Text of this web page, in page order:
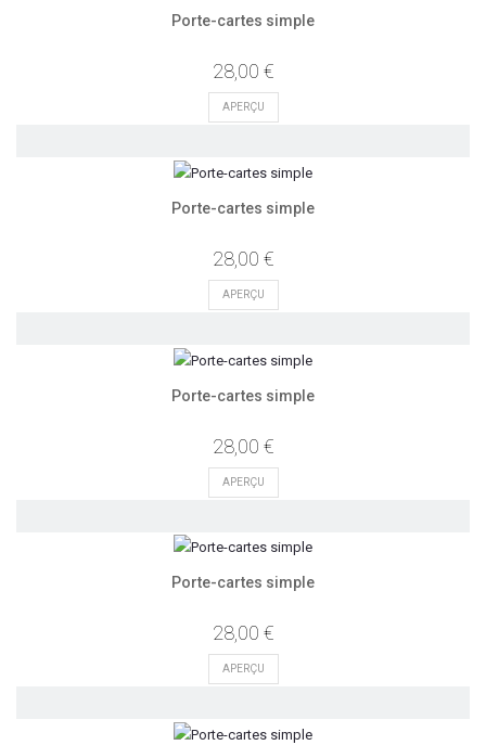
Porte-cartes simple
28,00 €
APERÇU
Porte-cartes simple
28,00 €
APERÇU
Porte-cartes simple
28,00 €
APERÇU
Porte-cartes simple
28,00 €
APERÇU